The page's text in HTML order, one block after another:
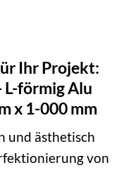
Ihr Projekt:
förmig Alu
x 1-000 mm
und ästhetisch
von